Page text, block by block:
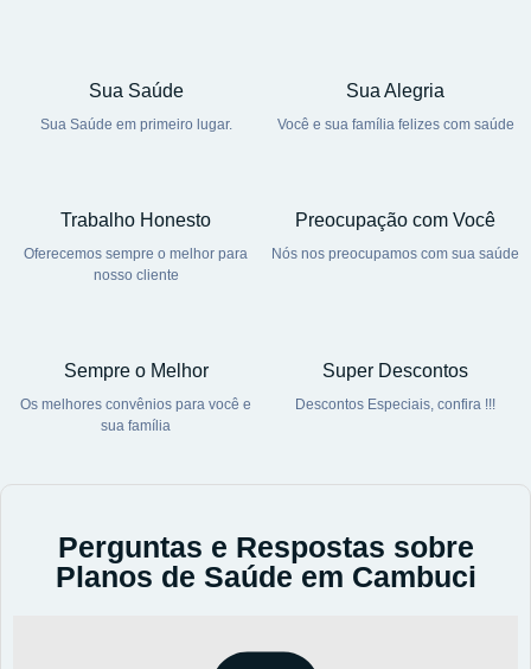
Sua Saúde
Sua Saúde em primeiro lugar.
Sua Alegria
Você e sua família felizes com saúde
Trabalho Honesto
Oferecemos sempre o melhor para
nosso cliente
Preocupação com Você
Nós nos preocupamos com sua saúde
Sempre o Melhor
Os melhores convênios para você e
sua família
Super Descontos
Descontos Especiais, confira !!!
Perguntas e Respostas sobre
Planos de Saúde em Cambuci